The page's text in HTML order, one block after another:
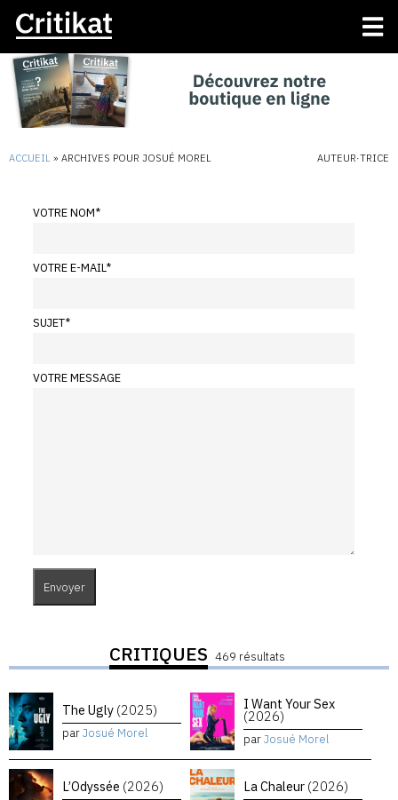
ACCUEIL » ARCHIVES POUR JOSUÉ MOREL AUTEUR·TRICE
VOTRE NOM*
VOTRE E-MAIL*
SUJET*
VOTRE MESSAGE
CRITIQUES 469 résultats
The Ugly (2025)
parJosué Morel
I Want Your Sex
(2026)
parJosué Morel
L’Odyssée (2026) La Chaleur (2026)